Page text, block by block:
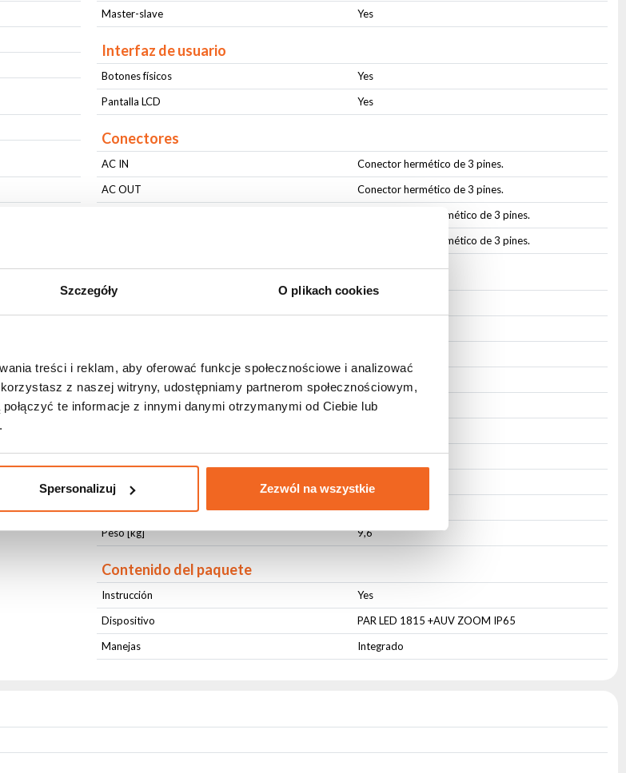
Szczegóły O plikach cookies
treści i reklam, aby oferować funkcje społecznościowe i analizować
z naszej witryny, udostępniamy partnerom społecznościowym,
te informacje z innymi danymi otrzymanymi od Ciebie lub
Spersonalizuj Zezwól na wszystkie
Master-slave
Yes
Interfaz de usuario
Botones físicos
Yes
Pantalla LCD
Yes
Conectores
AC IN
Conector hermético de 3 pines.
AC OUT
Conector hermético de 3 pines.
Conector DMX hermético de 3 pines.
Conector DMX hermético de 3 pines.
Color de la Carcasa
Negro
Longitud [cm]
33
Ancho [cm]
31
Peso [kg]
9,6
Contenido del paquete
Instrucción
Yes
Dispositivo
PAR LED 1815 +AUV ZOOM IP65
Manejas
Integrado